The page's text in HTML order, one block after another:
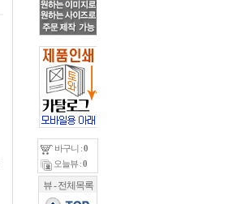
바구니 :0
오늘뷰 :0
뷰 - 전체목록